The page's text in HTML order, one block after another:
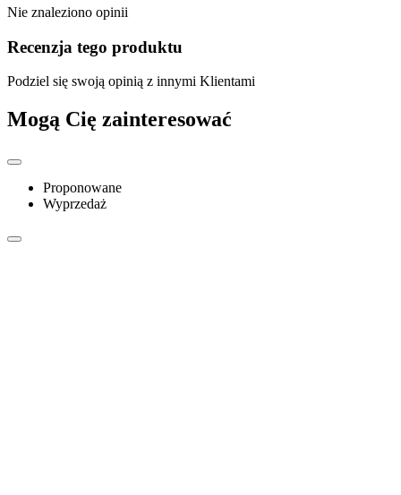
Nie znaleziono opinii
Recenzja tego produktu
Podziel się swoją opinią z innymi Klientami
Mogą Cię zainteresować
Proponowane
Wyprzedaż